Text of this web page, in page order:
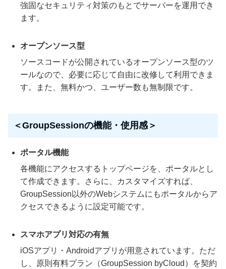
強固なセキュリティ対策のもとでサーバーを運用でき
ます。
オープンソース型
ソースコードが公開されているオープンソース型のツ
ールなので、必要に応じて自由に改修して利用できま
す。また、無料かつ、ユーザー数も無制限です。
＜GroupSessionの機能・使用感＞
ポータル機能
各機能にアクセスするトップページを、ポータルとし
て作成できます。さらに、カスタマイズすれば、
GroupSession以外のWebシステムにもポータルからア
クセスできるように設定可能です。
スマホアプリ対応の有無
iOSアプリ・Androidアプリが用意されています。ただ
し、原則有料プラン（GroupSession byCloud）を契約